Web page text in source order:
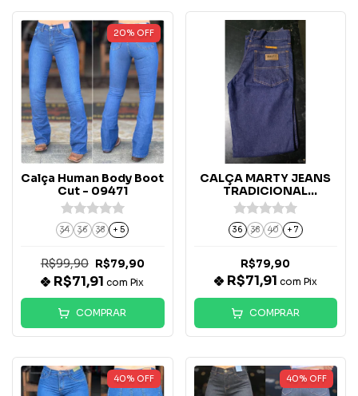
20% OFF
Calça Human Body Boot
Cut - 09471
34 36 38 + 5
R$99,90 R$79,90
R$71,91com Pix
COMPRAR
CALÇA MARTY JEANS
TRADICIONAL
AMACIADA
36 38 40 + 7
R$79,90
R$71,91 com Pix
COMPRAR
40% OFF 40% OFF